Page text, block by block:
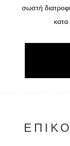
σωστή
κατα